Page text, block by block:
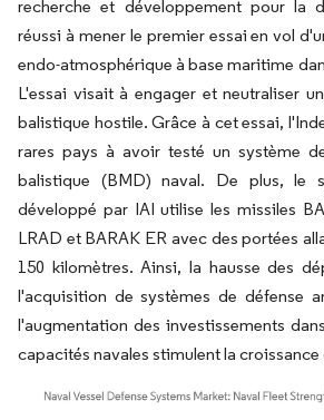
recherche et développement pour la
réussi à mener le premier essai en vol
endo-atmosphérique à base maritime
L'essai visait à engager et neutraliser
balistique hostile. Grâce à cet essai,
rares pays à avoir testé un système
balistique (BMD) naval. De plus, le
développé par IAI utilise les missiles
LRAD et BARAK ER avec des portées
150 kilomètres. Ainsi, la hausse des
l'acquisition de systèmes de défense
l'augmentation des investissements
capacités navales stimulent la croissance